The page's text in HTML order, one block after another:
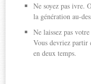
Ne soyez pas ivre.
la génération au-
Ne laissez pas
Vous devriez partir
en deux temps.